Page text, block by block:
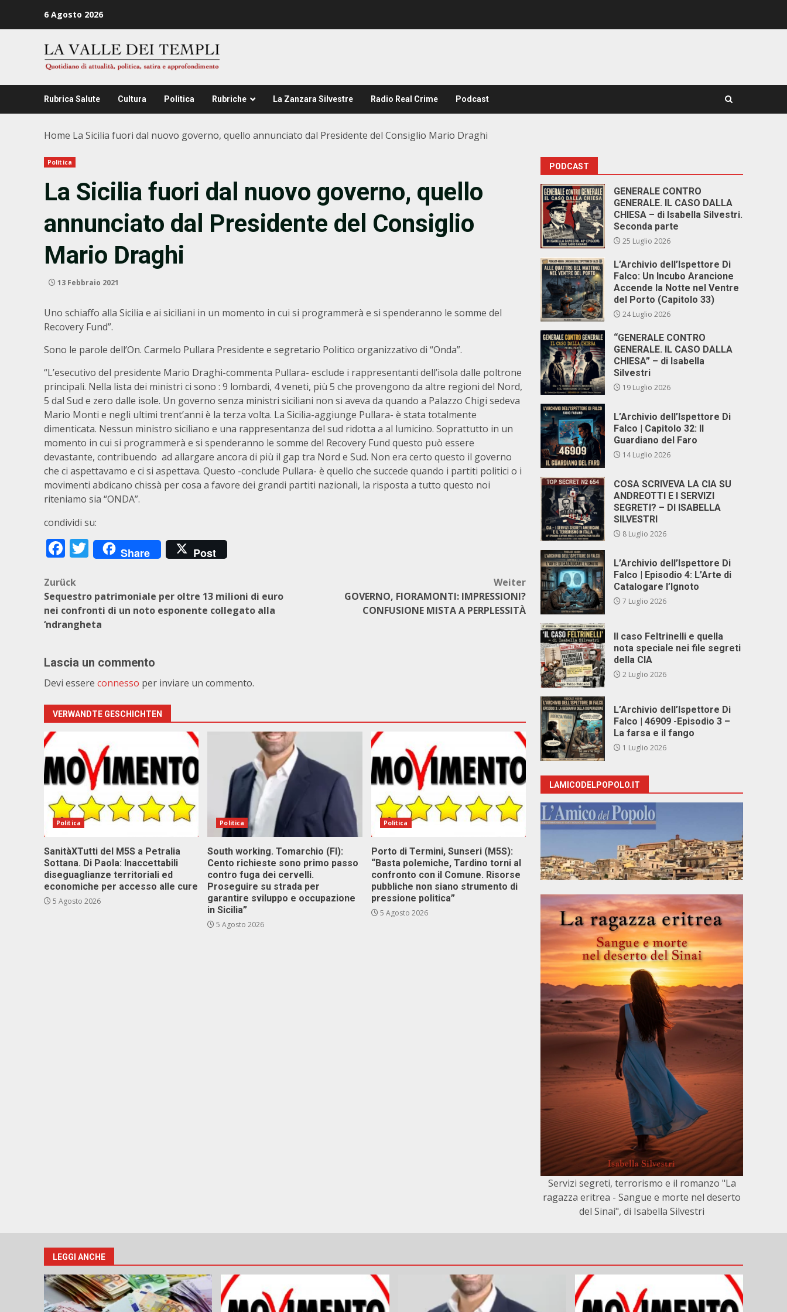
6 Agosto 2026
Rubrica Salute Cultura Politica Rubriche La Zanzara Silvestre Radio Real Crime Podcast
Home La Sicilia fuori dal nuovo governo, quello annunciato dal Presidente del Consiglio Mario Draghi
Politica
La Sicilia fuori dal nuovo governo, quello
annunciato dal Presidente del Consiglio
Mario Draghi
13 Febbraio 2021
Uno schiaffo alla Sicilia e ai siciliani in un momento in cui si programmerà e si spenderanno le somme del
Recovery Fund”.
Sono le parole dell’On. Carmelo Pullara Presidente e segretario Politico organizzativo di “Onda”.
“L’esecutivo del presidente Mario Draghi-commenta Pullara- esclude i rappresentanti dell’isola dalle poltrone
principali. Nella lista dei ministri ci sono : 9 lombardi, 4 veneti, più 5 che provengono da altre regioni del Nord,
5 dal Sud e zero dalle isole. Un governo senza ministri siciliani non si aveva da quando a Palazzo Chigi sedeva
Mario Monti e negli ultimi trent’anni è la terza volta. La Sicilia-aggiunge Pullara- è stata totalmente
dimenticata. Nessun ministro siciliano e una rappresentanza del sud ridotta a al lumicino. Soprattutto in un
momento in cui si programmerà e si spenderanno le somme del Recovery Fund questo può essere
devastante, contribuendo ad allargare ancora di più il gap tra Nord e Sud. Non era certo questo il governo
che ci aspettavamo e ci si aspettava. Questo -conclude Pullara- è quello che succede quando i partiti politici o i
movimenti abdicano chissà per cosa a favore dei grandi partiti nazionali, la risposta a tutto questo noi
riteniamo sia “ONDA”.
condividi su:
Facebook
Twitter
Share Post
Beitragsnavigation
Zurück
Sequestro patrimoniale per oltre 13 milioni di euro
nei confronti di un noto esponente collegato alla
‘ndrangheta
Weiter
GOVERNO, FIORAMONTI: IMPRESSIONI?
CONFUSIONE MISTA A PERPLESSITÀ
Lascia un commento
Devi essere connesso per inviare un commento.
VERWANDTE GESCHICHTEN
Politica
SanitàXTutti del M5S a Petralia
Sottana. Di Paola: Inaccettabili
diseguaglianze territoriali ed
economiche per accesso alle cure
5 Agosto 2026
Politica
South working. Tomarchio (FI):
Cento richieste sono primo passo
contro fuga dei cervelli.
Proseguire su strada per
garantire sviluppo e occupazione
in Sicilia”
5 Agosto 2026
Politica
Porto di Termini, Sunseri (M5S):
“Basta polemiche, Tardino torni al
confronto con il Comune. Risorse
pubbliche non siano strumento di
pressione politica”
5 Agosto 2026
PODCAST
GENERALE CONTRO
GENERALE. IL CASO DALLA
CHIESA – di Isabella Silvestri.
Seconda parte
25 Luglio 2026
L’Archivio dell’Ispettore Di
Falco: Un Incubo Arancione
Accende la Notte nel Ventre
del Porto (Capitolo 33)
24 Luglio 2026
“GENERALE CONTRO
GENERALE. IL CASO DALLA
CHIESA” – di Isabella
Silvestri
19 Luglio 2026
L’Archivio dell’Ispettore Di
Falco | Capitolo 32: Il
Guardiano del Faro
14 Luglio 2026
COSA SCRIVEVA LA CIA SU
ANDREOTTI E I SERVIZI
SEGRETI? – DI ISABELLA
SILVESTRI
8 Luglio 2026
L’Archivio dell’Ispettore Di
Falco | Episodio 4: L’Arte di
Catalogare l’Ignoto
7 Luglio 2026
Il caso Feltrinelli e quella
nota speciale nei file segreti
della CIA
2 Luglio 2026
L’Archivio dell’Ispettore Di
Falco | 46909 -Episodio 3 –
La farsa e il fango
1 Luglio 2026
LAMICODELPOPOLO.IT
Servizi segreti, terrorismo e il romanzo "La
ragazza eritrea - Sangue e morte nel deserto
del Sinai", di Isabella Silvestri
LEGGI ANCHE